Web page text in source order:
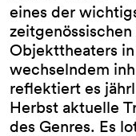
FIGURE IT
Festival
Reihen und
Archiv
eines der
Objekttheaters
wechselndem
reflektiert es
Herbst aktuelle
des Genres. Es